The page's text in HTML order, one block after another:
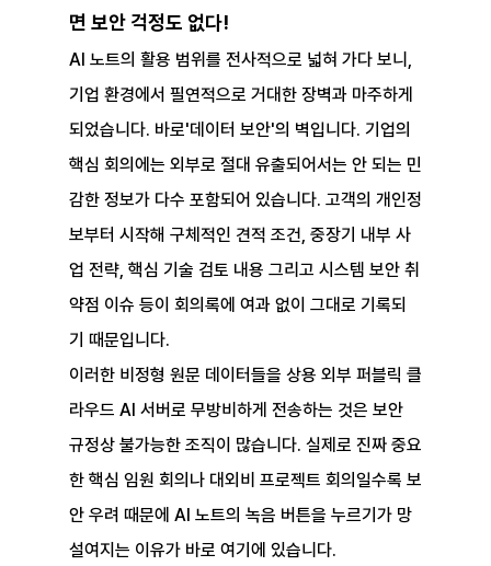
면 보안 걱정도 없다!
AI 노트의 활용 범위를 전사적으로 넓혀 가다 보니,
기업 환경에서 필연적으로 거대한 장벽과 마주하게
되었습니다. 바로'데이터 보안'의 벽입니다. 기업의
핵심 회의에는 외부로 절대 유출되어서는 안 되는 민
감한 정보가 다수 포함되어 있습니다. 고객의 개인정
보부터 시작해 구체적인 견적 조건, 중장기 내부 사
업 전략, 핵심 기술 검토 내용 그리고 시스템 보안 취
약점 이슈 등이 회의록에 여과 없이 그대로 기록되
기 때문입니다.
이러한 비정형 원문 데이터들을 상용 외부 퍼블릭 클
라우드 AI 서버로 무방비하게 전송하는 것은 보안
규정상 불가능한 조직이 많습니다. 실제로 진짜 중요
한 핵심 임원 회의나 대외비 프로젝트 회의일수록 보
안 우려 때문에 AI 노트의 녹음 버튼을 누르기가 망
설여지는 이유가 바로 여기에 있습니다.